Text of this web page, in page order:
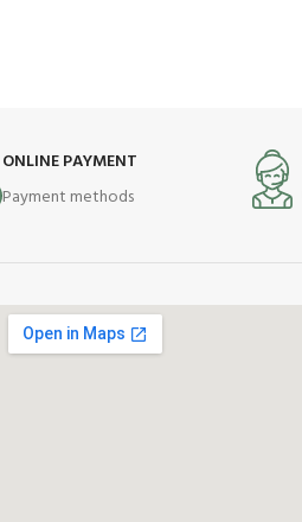
ONLINE PAYMENT
Payment methods